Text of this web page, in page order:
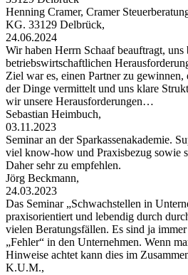
Henning Cramer, Cramer
KG. 33129 Delbrück,
24.06.2024
Wir haben Herrn Schaaf beauftragt, uns
betriebswirtschaftlichen
Ziel war es, einen Partner zu gewinnen,
der Dinge vermittelt und uns klare
wir unsere Herausforderungen…
Sebastian Heimbuch,
03.11.2023
Seminar an der Sparkassenakademie.
viel know-how und Praxisbezug sowie
Daher sehr zu empfehlen.
Jörg Beckmann,
24.03.2023
Das Seminar „Schwachstellen in
praxisorientiert und lebendig durch
vielen Beratungsfällen. Es sind ja
„Fehler“ in den Unternehmen. Wenn
Hinweise achtet kann dies im
K.U.M.,